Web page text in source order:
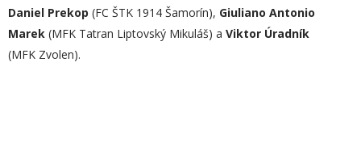
Daniel Prekop (FC ŠTK 1914 Šamorín), Giuliano Antonio
Marek (MFK Tatran Liptovský Mikuláš) a Viktor Úradník
(MFK Zvolen).